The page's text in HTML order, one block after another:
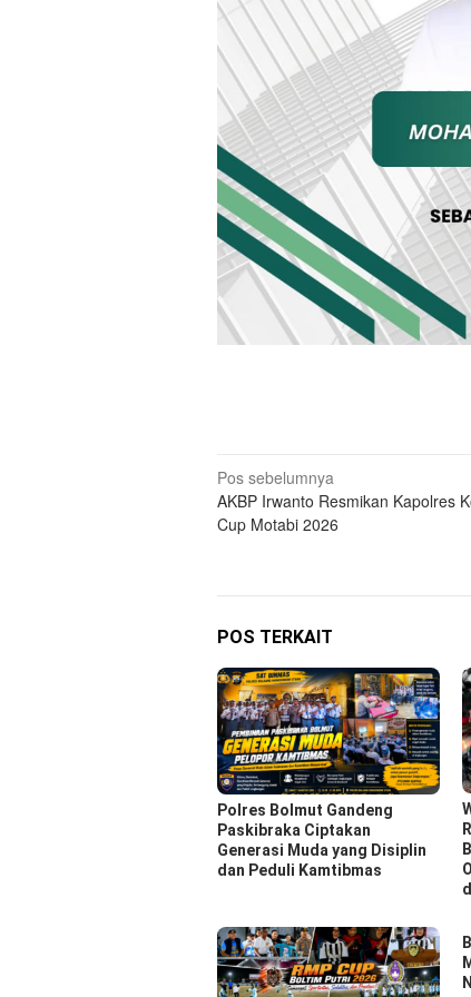
Navigasi
pos
Pos sebelumnya
AKBP Irwanto Resmikan Kapolres
Cup Motabi 2026
POS TERKAIT
Polres Bolmut Gandeng
Paskibraka Ciptakan
Generasi Muda yang Disiplin
dan Peduli Kamtibmas